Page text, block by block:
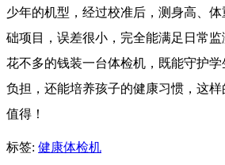
少年的机型，经过校准后，测身高、
础项目，误差很小，完全能满足日常监
花不多的钱装一台体检机，既能守护
负担，还能培养孩子的健康习惯，这样
值得！
标签: 健康体检机